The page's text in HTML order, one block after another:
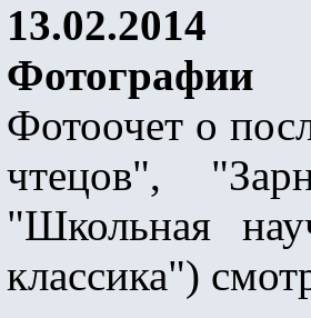
13.02.2014
Фотографии
Фотоочет о
чтецов",
"Школьная
классика")